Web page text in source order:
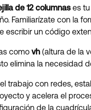
de 12 columnases tu
Familiarízate con la
escribir un código
como vh(altura de la
elimina la necesidad
trabajo con redes,
y acelera el
de la